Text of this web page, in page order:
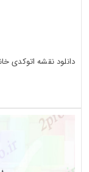
دانلود نقشه اتوکدی